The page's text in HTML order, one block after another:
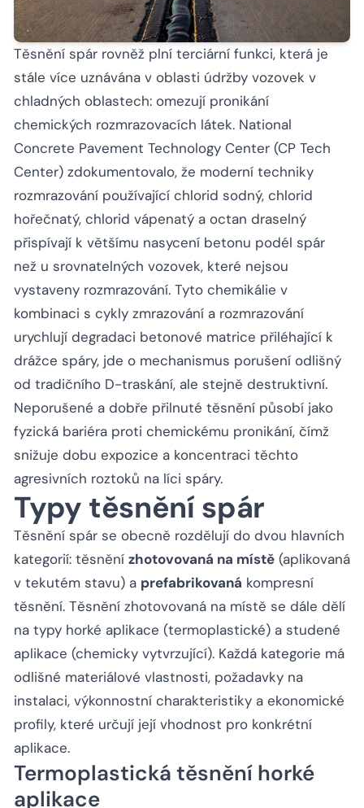
Těsnění spár rovněž plní terciární funkci, která je
stále více uznávána v oblasti údržby vozovek v
chladných oblastech: omezují pronikání
chemických rozmrazovacích látek. National
Concrete Pavement Technology Center (CP Tech
Center) zdokumentovalo, že moderní techniky
rozmrazování používající chlorid sodný, chlorid
hořečnatý, chlorid vápenatý a octan draselný
přispívají k většímu nasycení betonu podél spár
než u srovnatelných vozovek, které nejsou
vystaveny rozmrazování. Tyto chemikálie v
kombinaci s cykly zmrazování a rozmrazování
urychlují degradaci betonové matrice přiléhající k
drážce spáry, jde o mechanismus porušení odlišný
od tradičního D-traskání, ale stejně destruktivní.
Neporušené a dobře přilnuté těsnění působí jako
fyzická bariéra proti chemickému pronikání, čímž
snižuje dobu expozice a koncentraci těchto
agresivních roztoků na líci spáry.
Typy těsnění spár
Těsnění spár se obecně rozdělují do dvou hlavních
kategorií: těsnění zhotovovaná na místě (aplikovaná
v tekutém stavu) a prefabrikovaná kompresní
těsnění. Těsnění zhotovovaná na místě se dále dělí
na typy horké aplikace (termoplastické) a studené
aplikace (chemicky vytvrzující). Každá kategorie má
odlišné materiálové vlastnosti, požadavky na
instalaci, výkonnostní charakteristiky a ekonomické
profily, které určují její vhodnost pro konkrétní
aplikace.
Termoplastická těsnění horké
aplikace